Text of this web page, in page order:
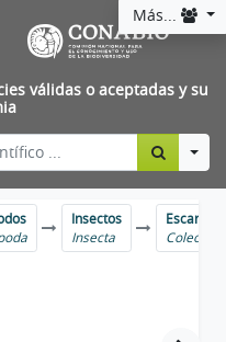
Más...
válidas o aceptadas y su
Insectos
Insecta